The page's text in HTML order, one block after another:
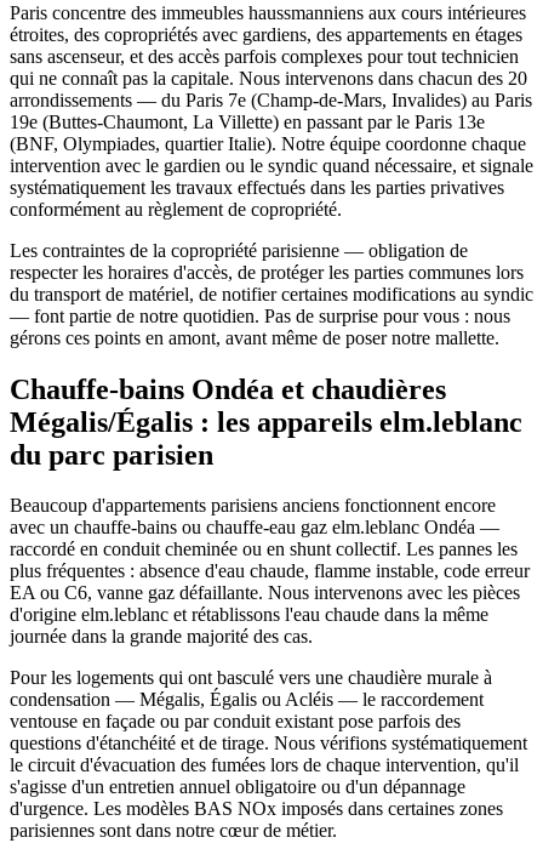
Paris concentre des immeubles haussmanniens aux cours intérieures
étroites, des copropriétés avec gardiens, des appartements en étages
sans ascenseur, et des accès parfois complexes pour tout technicien
qui ne connaît pas la capitale. Nous intervenons dans chacun des 20
arrondissements — du Paris 7e (Champ-de-Mars, Invalides) au Paris
19e (Buttes-Chaumont, La Villette) en passant par le Paris 13e
(BNF, Olympiades, quartier Italie). Notre équipe coordonne chaque
intervention avec le gardien ou le syndic quand nécessaire, et signale
systématiquement les travaux effectués dans les parties privatives
conformément au règlement de copropriété.
Les contraintes de la copropriété parisienne — obligation de
respecter les horaires d'accès, de protéger les parties communes lors
du transport de matériel, de notifier certaines modifications au syndic
— font partie de notre quotidien. Pas de surprise pour vous : nous
gérons ces points en amont, avant même de poser notre mallette.
Chauffe-bains Ondéa et chaudières
Mégalis/Égalis : les appareils elm.leblanc
du parc parisien
Beaucoup d'appartements parisiens anciens fonctionnent encore
avec un chauffe-bains ou chauffe-eau gaz elm.leblanc Ondéa —
raccordé en conduit cheminée ou en shunt collectif. Les pannes les
plus fréquentes : absence d'eau chaude, flamme instable, code erreur
EA ou C6, vanne gaz défaillante. Nous intervenons avec les pièces
d'origine elm.leblanc et rétablissons l'eau chaude dans la même
journée dans la grande majorité des cas.
Pour les logements qui ont basculé vers une chaudière murale à
condensation — Mégalis, Égalis ou Acléis — le raccordement
ventouse en façade ou par conduit existant pose parfois des
questions d'étanchéité et de tirage. Nous vérifions systématiquement
le circuit d'évacuation des fumées lors de chaque intervention, qu'il
s'agisse d'un entretien annuel obligatoire ou d'un dépannage
d'urgence. Les modèles BAS NOx imposés dans certaines zones
parisiennes sont dans notre cœur de métier.